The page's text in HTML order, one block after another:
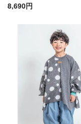
8,690円